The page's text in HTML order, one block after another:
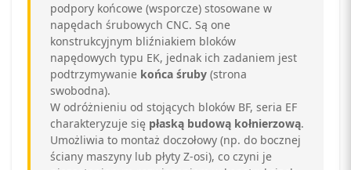
podpory końcowe (wsporcze) stosowane w
napędach śrubowych CNC. Są one
konstrukcyjnym bliźniakiem bloków
napędowych typu EK, jednak ich zadaniem jest
podtrzymywanie końca śruby (strona
swobodna).
W odróżnieniu od stojących bloków BF, seria EF
charakteryzuje się płaską budową kołnierzową.
Umożliwia to montaż doczołowy (np. do bocznej
ściany maszyny lub płyty Z-osi), co czyni je